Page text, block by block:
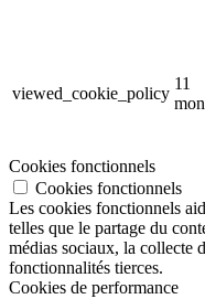
viewed_cookie_policy
11
Cookies fonctionnels
Cookies fonctionnels
Les cookies fonctionnels
telles que le partage du
médias sociaux, la collecte
fonctionnalités tierces.
Cookies de performance